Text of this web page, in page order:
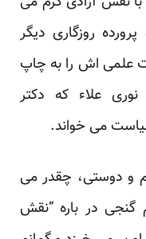
روزگاری دیگر
علمی اش را به چاپ
علاء که دکتر
می خواند.‏
و دوستی، چقدر می
گنجی در باره “نقش